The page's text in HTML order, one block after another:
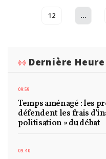
12 ...
Dernière Heure
09:59
Temps aménagé : les
défendent les frais
politisation » du débat
09:40